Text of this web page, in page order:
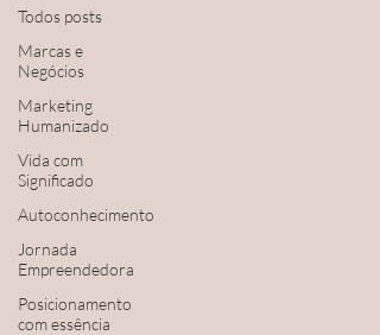
Todos posts
Marcas e
Negócios
Marketing
Humanizado
Vida com
Significado
Autoconhecimento
Jornada
Empreendedora
Posicionamento
com essência